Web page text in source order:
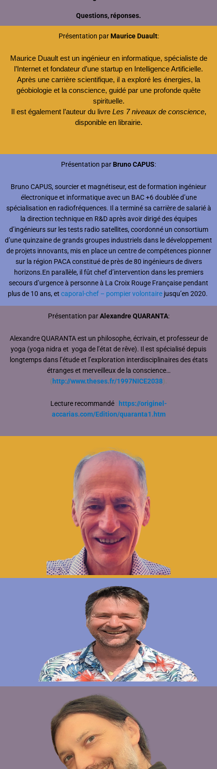
Questions, réponses.
Présentation parMaurice Duault:
Maurice Duault est un ingénieur en informatique, spécialiste de
l’Internet et fondateur d’une startup en Intelligence Artificielle.
Après une carrière scientifique, il a exploré les énergies, la
géobiologie et la conscience, guidé par une profonde quête
spirituelle.
Il est également l’auteur du livre Les 7 niveaux de conscience,
disponible en librairie.
Présentation par Bruno CAPUS:
Bruno CAPUS, sourcier et magnétiseur, est de formation ingénieur
électronique et informatique avec un BAC +6 doublée d’une
spécialisation en radiofréquences. Il a terminé sa carrière de salarié à
la direction technique en R&D après avoir dirigé des équipes
d’ingénieurs sur les tests radio satellites, coordonné un consortium
d’une quinzaine de grands groupes industriels dans le développement
de projets innovants, mis en place un centre de compétences pionner
sur la région PACA constitué de près de 80 ingénieurs de divers
horizons.En parallèle, il fût chef d’intervention dans les premiers
secours d’urgence à personne à La Croix Rouge Française pendant
plus de 10 ans, et caporal-chef – pompier volontaire jusqu’en 2020.
Présentation parAlexandre QUARANTA:
Alexandre QUARANTA est un philosophe, écrivain, et professeur de
yoga (yoga nidra et yoga de l’état de rêve). Il est spécialisé depuis
longtemps dans l’étude et l’exploration interdisciplinaires des états
étranges et merveilleux de la conscience…
http://www.theses.fr/1997NICE2038
Lecture recommandé:
https://originel-
accarias.com/Edition/quaranta1.htm